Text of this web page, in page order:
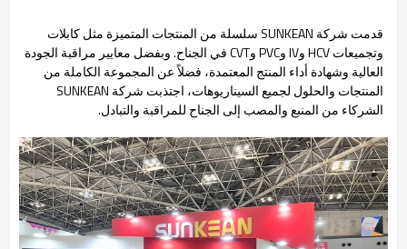
قدمت شركة SUNKEAN سلسلة من المنتجات المتميزة مثل كابلات
وتجميعات HCV وIV وPVC وCVT في الجناح. وبفضل معايير مراقبة الجودة
العالية وشهادة أداء المنتج المعتمدة، فضلاً عن المجموعة الكاملة من
المنتجات والحلول لجميع السيناريوهات، اجتذبت شركة SUNKEAN
الشركاء من المنبع والمصب إلى الجناح للمراقبة والتبادل.